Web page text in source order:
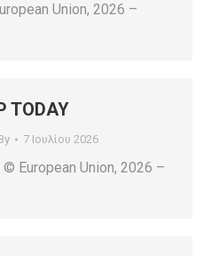
Union, 2026 –
TODAY
7 Ιουλίου 2026
European Union, 2026 –